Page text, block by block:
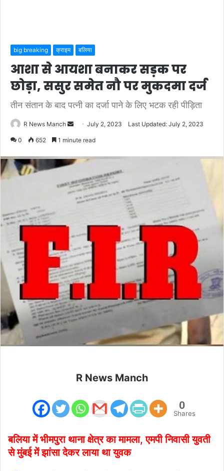
big breaking क्राइम बलिया
आशा से आयशा बनाकर सड़क पर
छोड़ा, ससुर समेत नौ पर मुकदमा दर्ज
तीन संतान के बाद पत्नी का दर्जा पाने के लिए भटक रही पीड़िता
R News Manch
SendJuly 2, 2023 Last Updated: July 2, 2023
0 652 1 minute read
R News Manch
0
Shares
बलिया में भीमपुरा थाना क्षेत्र का मामला, एमपी निवासी युवती
से मुंबई में झांसा देकर लाया था युवक